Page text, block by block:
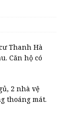
Thanh Hà
Căn hộ có
2 nhà vệ
thoáng mát.